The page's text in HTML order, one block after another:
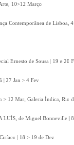
10>12 Março
Contemporânea de Lisboa,
Ernesto de Sousa | 19 e 20
| 27 Jan > 4 Fev
> 12 Mar, Galeria Índica, Rio
LUÍS, de Miguel Bonneville |
| 18 > 19 de Dez